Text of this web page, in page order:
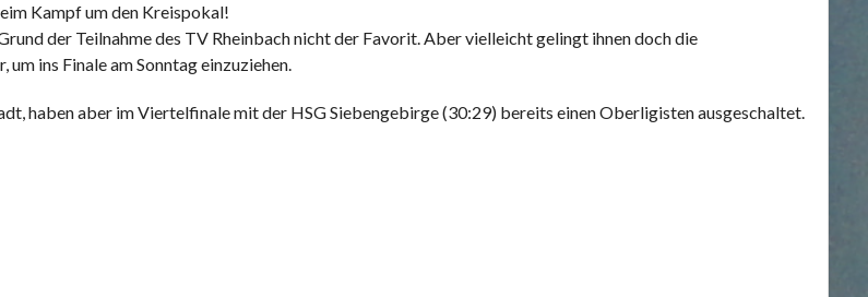
Kampf um den Kreispokal!
der Teilnahme des TV Rheinbach nicht der Favorit. Aber vielleicht gelingt ihnen doch die
um ins Finale am Sonntag einzuziehen.
haben aber im Viertelfinale mit der HSG Siebengebirge (30:29) bereits einen Oberligisten ausgeschaltet.